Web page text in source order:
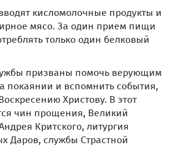
кисломолочные продукты и
мясо. За один прием пищи
только один белковый
призваны помочь верующим
покаянии и вспомнить события,
Христову. В этот
чин прощения, Великий
Критского, литургия
Даров, службы Страстной